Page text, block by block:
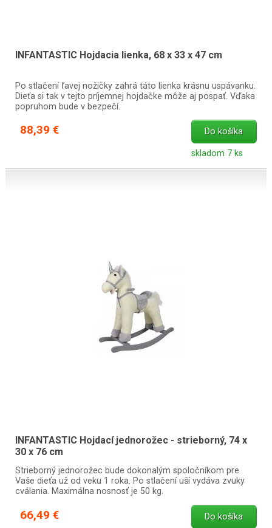
INFANTASTIC Hojdacia lienka, 68 x 33 x 47 cm
Po stlačení ľavej nožičky zahrá táto lienka krásnu uspávanku.
Dieťa si tak v tejto príjemnej hojdačke môže aj pospať. Vďaka
popruhom bude v bezpečí.
88,39 € Do košíka
skladom 7 ks
INFANTASTIC Hojdací jednorožec - strieborný, 74 x
30 x 76 cm
Strieborný jednorožec bude dokonalým spoločníkom pre
Vaše dieťa už od veku 1 roka. Po stlačení uší vydáva zvuky
cválania. Maximálna nosnosť je 50 kg.
66,49 € Do košíka